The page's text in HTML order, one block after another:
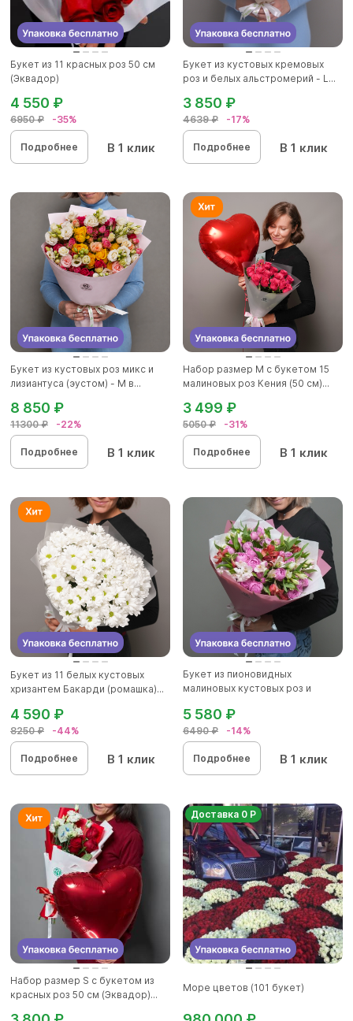
Букет из 11 красных роз 50 см
(Эквадор)
6950 ₽ -35%
4 550 ₽
Подробнее В 1 клик
Букет из кустовых кремовых
роз и белых альстромерий - L...
4639 ₽ -17%
3 850 ₽
Подробнее В 1 клик
Букет из кустовых роз микс и
лизиантуса (эустом) - М в...
11300 ₽ -22%
8 850 ₽
Подробнее В 1 клик
Набор размер M с букетом 15
малиновых роз Кения (50 см)...
5050 ₽ -31%
3 499 ₽
Подробнее В 1 клик
Букет из 11 белых кустовых
хризантем Бакарди (ромашка)...
8250 ₽ -44%
4 590 ₽
Подробнее В 1 клик
Букет из пионовидных
малиновых кустовых роз и
6490 ₽ -14%
5 580 ₽
Подробнее В 1 клик
Набор размер S с букетом из
красных роз 50 см (Эквадор)...
Доставка 0 Р
Море цветов (101 букет)